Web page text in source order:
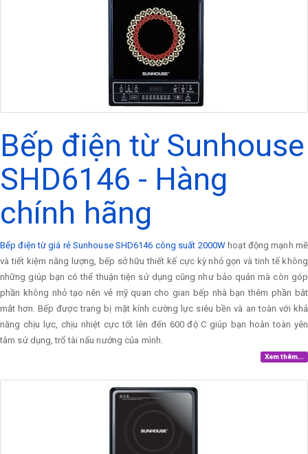
Bếp điện từ Sunhouse
SHD6146 - Hàng
chính hãng
Bếp điện từ giá rẻ Sunhouse SHD6146 công suất 2000W hoạt động mạnh mẽ
và tiết kiệm năng lượng, bếp sở hữu thiết kế cực kỳ nhỏ gọn và tinh tế không
những giúp bạn có thể thuận tiện sử dụng cũng như bảo quản mà còn góp
phần không nhỏ tạo nên vẻ mỹ quan cho gian bếp nhà bạn thêm phần bắt
mắt hơn. Bếp được trang bị mặt kính cường lực siêu bền và an toàn với khả
năng chịu lực, chịu nhiệt cực tốt lên đến 600 độ C giúp bạn hoàn toàn yên
tâm sử dụng, trổ tài nấu nướng của mình.
Xem thêm...